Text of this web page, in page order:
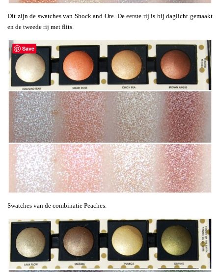
Dit zijn de swatches van Shock and Ore. De eerste rij is bij daglicht gemaakt
en de tweede rij met flits.
Swatches van de combinatie Peaches.
Save